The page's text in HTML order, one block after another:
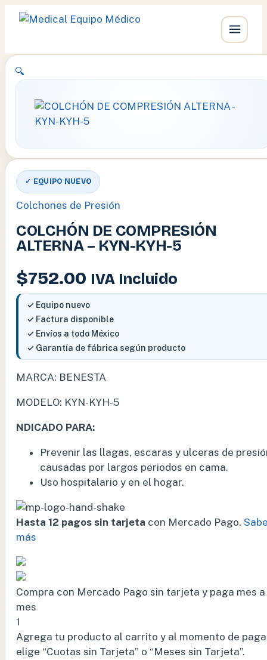
Ir
🔍
✓ EQUIPO NUEVO
Colchones de Presión
COLCHÓN DE COMPRESIÓN
ALTERNA – KYN-KYH-5
$752.00 IVA Incluido
✓ Equipo nuevo
✓ Factura disponible
✓ Envíos a todo México
✓ Garantía de fábrica según producto
MARCA: BENESTA
MODELO: KYN-KYH-5
NDICADO PARA:
Prevenir las llagas, escaras y ulceras de
causadas por largos periodos en cama.
Uso hospitalario y en el hogar.
Hasta 12 pagos sin tarjeta con Mercado Pago.
más
Compra con Mercado Pago sin tarjeta y paga mes a
mes
1
Agrega tu producto al carrito y al momento de
elige “Cuotas sin Tarjeta” o “Meses sin Tarjeta”.